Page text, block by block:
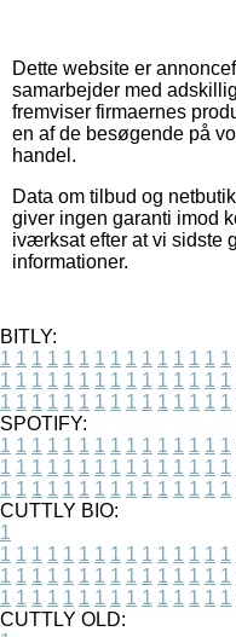
Dette website er
samarbejder med
fremviser firmaernes
en af de besøgende på
handel.
Data om tilbud og
giver ingen garanti imod
iværksat efter at vi sidste
informationer.
BITLY:
1 1 1 1 1 1 1 1 1 1 1 1 1 1 1
1 1 1 1 1 1 1 1 1 1 1 1 1 1 1
1 1 1 1 1 1 1 1 1 1 1 1 1 1 1
SPOTIFY:
1 1 1 1 1 1 1 1 1 1 1 1 1 1 1
1 1 1 1 1 1 1 1 1 1 1 1 1 1 1
1 1 1 1 1 1 1 1 1 1 1 1 1 1 1
CUTTLY BIO:
1
1 1 1 1 1 1 1 1 1 1 1 1 1 1 1
1 1 1 1 1 1 1 1 1 1 1 1 1 1 1
1 1 1 1 1 1 1 1 1 1 1 1 1 1 1
CUTTLY OLD: